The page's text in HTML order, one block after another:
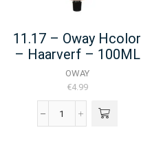
11.17 – Oway Hcolor
– Haarverf – 100ML
OWAY
€4.99
11.17